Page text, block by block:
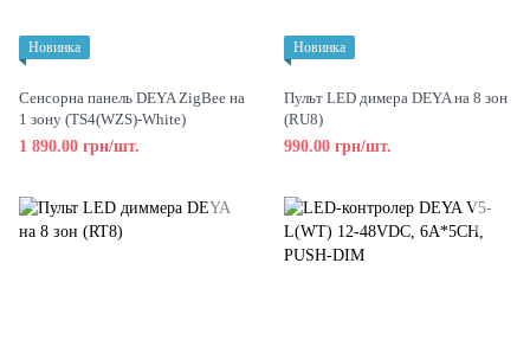
Новинка
Сенсорна панель DEYA ZigBee на
1 зону (TS4(WZS)-White)
1 890.00 грн/шт.
Новинка
Пульт LED димера DEYA на 8 зон
(RU8)
990.00 грн/шт.